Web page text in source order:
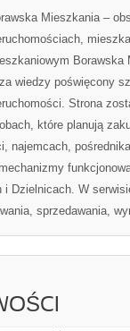
Mieszkania –
Borawska
wiedzy poświęcony
Strona
które planują
najemcach,
Dzielnicach. W
sprzedawania,